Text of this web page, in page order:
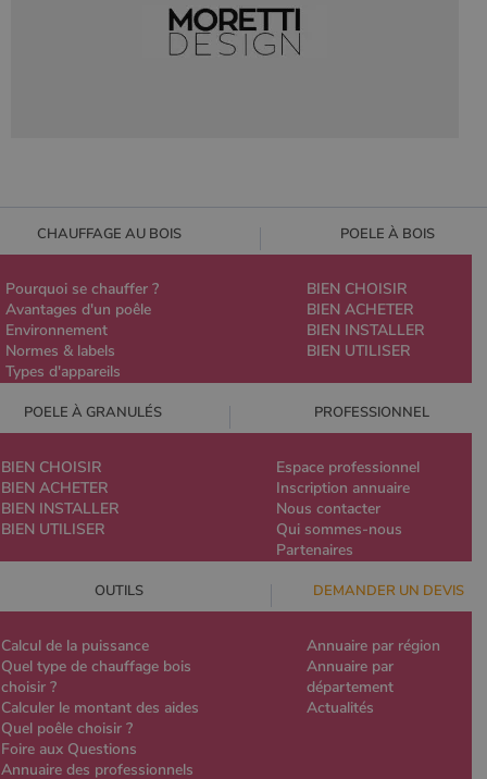
CHAUFFAGE AU BOIS POELE À BOIS
Pourquoi se chauffer ?
Avantages d'un poêle
Environnement
Normes & labels
Types d'appareils
BIEN CHOISIR
BIEN ACHETER
BIEN INSTALLER
BIEN UTILISER
POELE À GRANULÉS PROFESSIONNEL
BIEN CHOISIR
BIEN ACHETER
BIEN INSTALLER
BIEN UTILISER
Espace professionnel
Inscription annuaire
Nous contacter
Qui sommes-nous
Partenaires
OUTILS DEMANDER UN DEVIS
Calcul de la puissance
Quel type de chauffage bois
choisir ?
Calculer le montant des aides
Quel poêle choisir ?
Foire aux Questions
Annuaire des professionnels
Annuaire par région
Annuaire par
département
Actualités